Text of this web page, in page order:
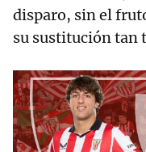
disparo, sin el
su sustitución tan